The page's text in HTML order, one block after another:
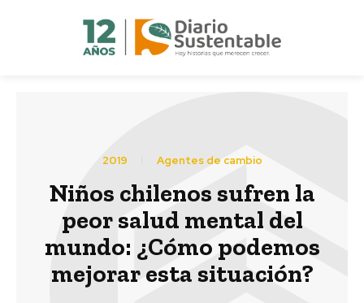
2019 Agentes de cambio
Niños chilenos sufren la
peor salud mental del
mundo: ¿Cómo podemos
mejorar esta situación?